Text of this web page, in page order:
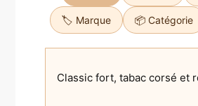
🏷️ Marque 📦 Catégorie
Classic fort, tabac corsé et